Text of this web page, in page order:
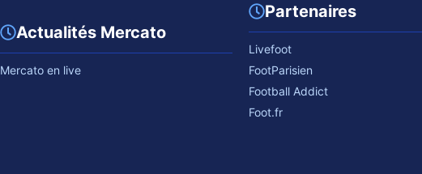
Actualités Mercato
Mercato en live
Partenaires
Livefoot
FootParisien
Football Addict
Foot.fr